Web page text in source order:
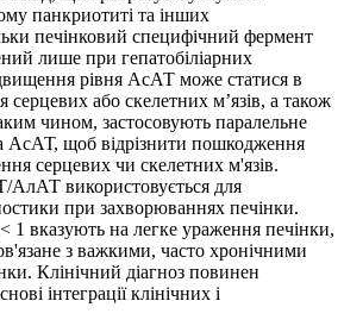
панкриотиті та інших
печінковий специфічний фермент
лише при гепатобіліарних
рівня АсАТ може статися в
або скелетних м’язів, а також
чином, застосовують паралельне
щоб відрізнити пошкодження
серцевих чи скелетних м'язів.
використовується для
при захворюваннях печінки.
1 вказують на легке ураження печінки,
з важкими, часто хронічними
Клінічний діагноз повинен
інтеграції клінічних і